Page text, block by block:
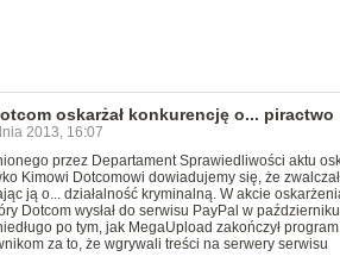
oskarżał konkurencję o... piractwo
2013, 16:07
przez Departament Sprawiedliwości aktu
Kimowi Dotcomowi dowiadujemy się, że
ją o... działalność kryminalną. W akcie
Dotcom wysłał do serwisu PayPal w
po tym, jak MegaUpload zakończył
za to, że wgrywali treści na serwery serwisu